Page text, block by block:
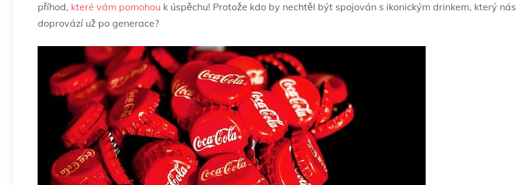
příhod, které vám pomohou k úspěchu! Protože kdo by nechtěl být spojován s ikonickým drinkem, který nás
doprovází už po generace?